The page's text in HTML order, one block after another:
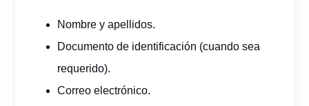
Nombre y apellidos.
Documento de identificación (cuando sea
requerido).
Correo electrónico.